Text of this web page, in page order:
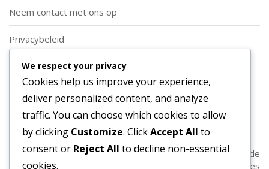
Neem contact met ons op
Privacybeleid
Categorieën
Soorten Aanvallende Voetbalformaties
Spelersrollen in Aanvallende Voetbalformaties
Strategische Toepassingen van Aanvallende
Voetbalformaties
We respect your privacy
Cookies help us improve your experience,
deliver personalized content, and analyze
traffic. You can choose which cookies to allow
by clicking Customize. ClickAccept All to
consent or Reject All to decline non-essential
cookies.